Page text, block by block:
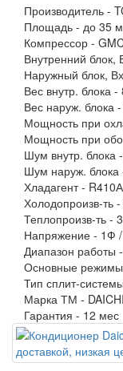
Производитель -
Площадь - до 35
Компрессор -
Внутренний блок,
Наружный блок,
Вес внутр. блока -
Вес наруж. блока -
Мощность при
Мощность при
Шум внутр. блока -
Шум наруж. блока
Хладагент - R410А
Холодопроизв-ть -
Теплопроизв-ть -
Напряжение - 1Ф
Диапазон работы -
Основные
Тип сплит-
Марка ТМ -
Гарантия - 12 мес